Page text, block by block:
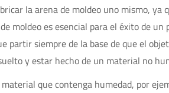
la arena de moldeo uno mismo, ya
moldeo es esencial para el éxito de un
partir siempre de la base de que el
y estar hecho de un material no
que contenga humedad, por